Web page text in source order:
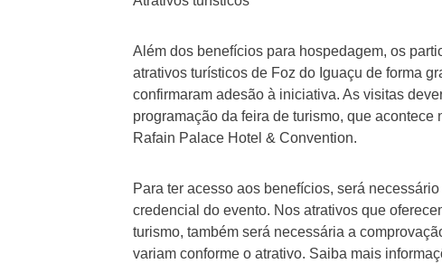
Além dos benefícios para hospedagem, os
atrativos turísticos de Foz do Iguaçu de forma
confirmaram adesão à iniciativa. As visitas
programação da feira de turismo, que
Rafain Palace Hotel & Convention.
Para ter acesso aos benefícios, será
credencial do evento. Nos atrativos que
turismo, também será necessária a
variam conforme o atrativo. Saiba mais